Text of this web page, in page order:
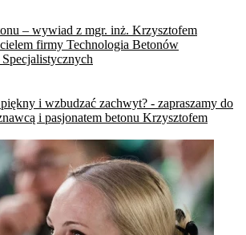
– wywiad z mgr. inż. Krzysztofem
firmy Technologia Betonów
i wzbudzać zachwyt? - zapraszamy do
i pasjonatem betonu Krzysztofem